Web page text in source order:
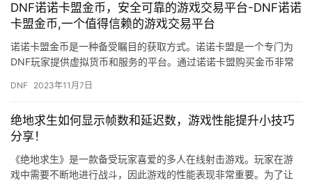
DNF诺诺卡盟金币，安全可靠的游戏交易平台-DNF诺诺
卡盟金币,一个值得信赖的游戏交易平台
诺诺卡盟金币是一种备受瞩目的获取方式。诺诺卡盟是一个专门为
DNF玩家提供虚拟货币和服务的平台。通过诺诺卡盟购买金币非常
DNF 2023年11月7日
绝地求生如何显示帧数和延迟数，游戏性能提升小技巧
分享！
《绝地求生》是一款备受玩家喜爱的多人在线射击游戏。玩家在游
戏中需要不断地进行战斗，因此游戏的性能表现非常重要。为了让